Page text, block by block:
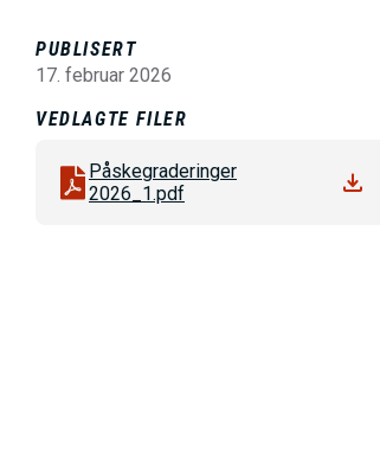
PUBLISERT
17. februar 2026
VEDLAGTE FILER
Påskegraderinger
2026_1.pdf